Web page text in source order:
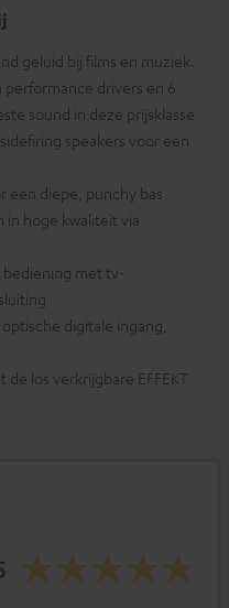
geluid bij films en muziek.
performance drivers en 6
sound in deze prijsklasse
speakers voor een
een diepe, punchy bas
in hoge kwaliteit via
bediening met tv-
digitale ingang,
los verkrijgbare EFFEKT